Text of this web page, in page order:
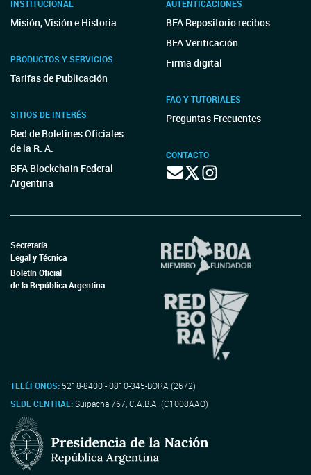
INSTITUCIONAL
Misión, Visión e Historia
PRODUCTOS Y SERVICIOS
Tarifas de Publicación
SITIOS DE INTERÉS
Red de Boletines Oficiales
de la R. A.
BFA Blockchain Federal
Argentina
AUTENTICACIONES
BFA Repositorio recibos
BFA Verificación
Firma digital
FAQ Y TUTORIALES
Preguntas Frecuentes
CONTACTO
Secretaría
Legal y Técnica
Boletín Oficial
de la República Argentina
TELÉFONOS: 5218-8400 - 0810-345-BORA (2672)
SEDE CENTRAL:Suipacha 767, C.A.B.A. (C1008AAO)